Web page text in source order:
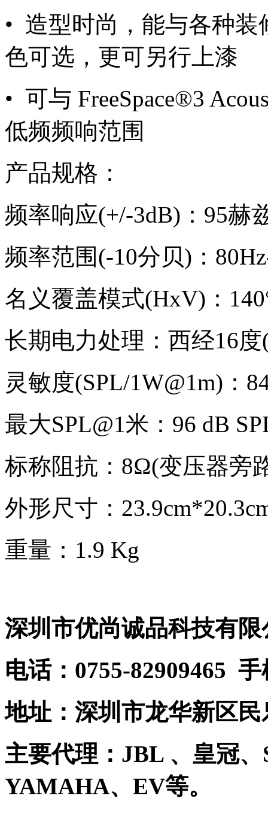
• 造型时尚，能与各种
色可选，更可另行上漆
• 可与 FreeSpace®3
低频频响范围
产品规格：
频率响应(+/-3dB)：95赫
频率范围(-10分贝)：
名义覆盖模式(HxV)：
长期电力处理：西经16
灵敏度(SPL/1W@1m)：
最大SPL@1米：96 dB
标称阻抗：8Ω(变压器旁
外形尺寸：
重量：1.9 Kg
深圳市优尚诚品科技有限
电话：0755-82909465
地址：深圳市龙华新区
主要代理：JBL 、皇冠
YAMAHA、EV等。